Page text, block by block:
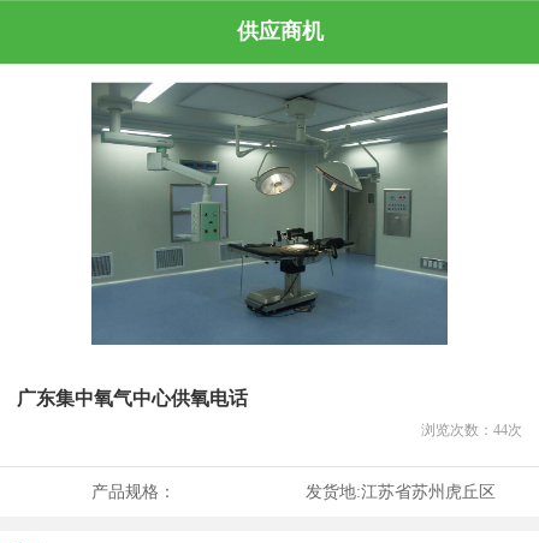
供应商机
广东集中氧气中心供氧电话
浏览次数： 44次
产品规格： 发货地:江苏省苏州虎丘区